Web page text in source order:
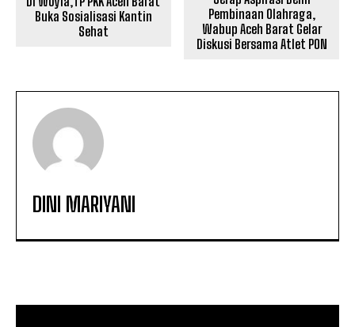
Buka Sosialisasi Kantin
Sehat
Pembinaan Olahraga,
Wabup Aceh Barat Gelar
Diskusi Bersama Atlet PON
DINI MARIYANI